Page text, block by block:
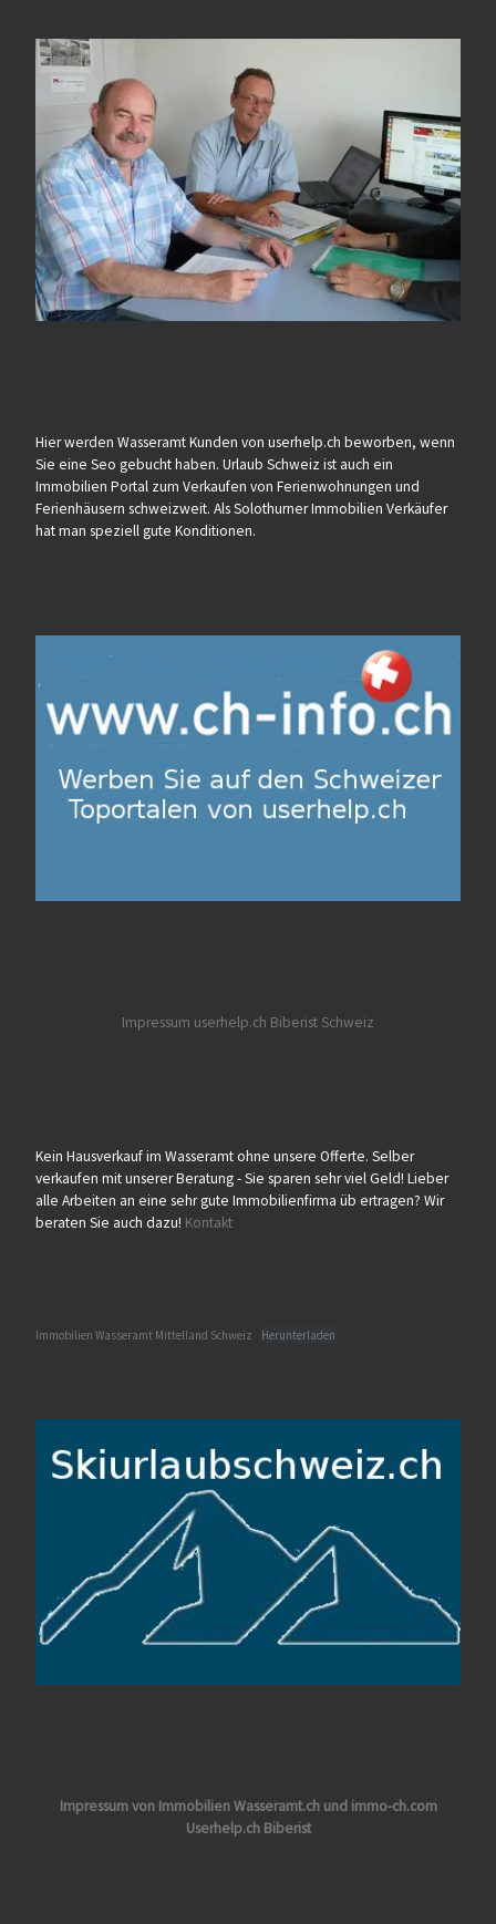
Hier werden Wasseramt Kunden von userhelp.ch beworben, wenn
Sie eine Seo gebucht haben. Urlaub Schweiz ist auch ein
Immobilien Portal zum Verkaufen von Ferienwohnungen und
Ferienhäusern schweizweit. Als Solothurner Immobilien Verkäufer
hat man speziell gute Konditionen.
Impressum userhelp.ch Biberist Schweiz
Kein Hausverkauf im Wasseramt ohne unsere Offerte. Selber
verkaufen mit unserer Beratung - Sie sparen sehr viel Geld! Lieber
alle Arbeiten an eine sehr gute Immobilienfirma üb ertragen? Wir
beraten Sie auch dazu! Kontakt
Immobilien Wasseramt Mittelland Schweiz Herunterladen
Impressum von Immobilien Wasseramt.ch und immo-ch.com
Userhelp.ch Biberist